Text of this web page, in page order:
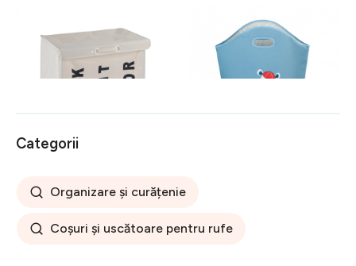
Cos pentru rufe cu 3
compartimente, mobil, Trivo
Beige, Wenko,
poliester/poliamida, 116 l,
Cos pentru depozitare Kids
Gerry, Wenko, 24 L,
poliester/polipropilena, bleu
Categorii
Organizare și curățenie
Coșuri și uscătoare pentru rufe